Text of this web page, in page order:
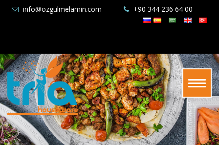
info@ozgulmelamin.com +90 344 236 64 00